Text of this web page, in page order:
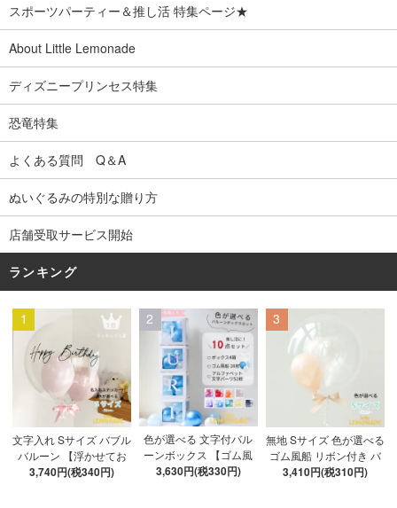
スポーツパーティー＆推し活 特集ページ★
About Little Lemonade
ディズニープリンセス特集
恐竜特集
よくある質問 Q＆A
ぬいぐるみの特別な贈り方
店舗受取サービス開始
ランキング
1
文字入れ Sサイズ バブル
バルーン 【浮かせてお
届け】 バルーン
3,740円(税340円)
2
色が選べる 文字付バル
ーンボックス 【ゴム風
船&文字パーツ付き】 DI
3,630円(税330円)
3
無地 Sサイズ 色が選べる
ゴム風船 リボン付き バ
ブルバルーン 【浮かせ
3,410円(税310円)